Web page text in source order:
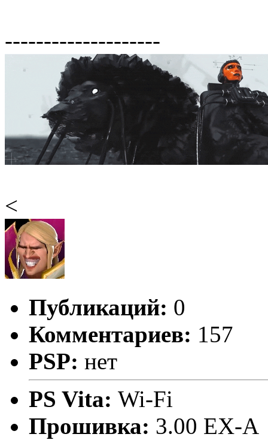
--------------------
<
Публикаций: 0
Комментариев: 157
PSP: нет
PS Vita: Wi-Fi
Прошивка: 3.00 EX-A